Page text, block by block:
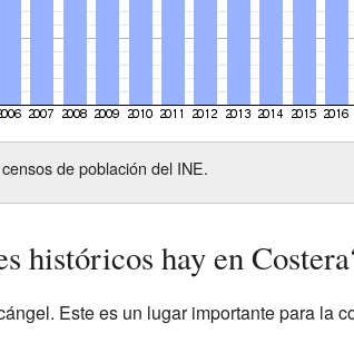
de población del INE.
históricos hay en
Este es un lugar importante para la